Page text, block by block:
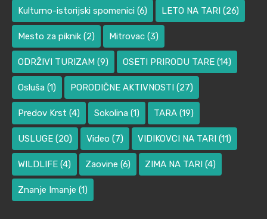
Kulturno-istorijski spomenici (6) LETO NA TARI (26)
Mesto za piknik (2) Mitrovac (3)
ODRŽIVI TURIZAM (9) OSETI PRIRODU TARE (14)
Osluša (1) PORODIČNE AKTIVNOSTI (27)
Predov Krst (4) Sokolina (1) TARA (19)
USLUGE (20) Video (7) VIDIKOVCI NA TARI (11)
WILDLIFE (4) Zaovine (6) ZIMA NA TARI (4)
Znanje Imanje (1)